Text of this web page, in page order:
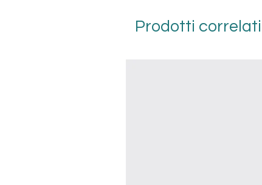
Prodotti correlati